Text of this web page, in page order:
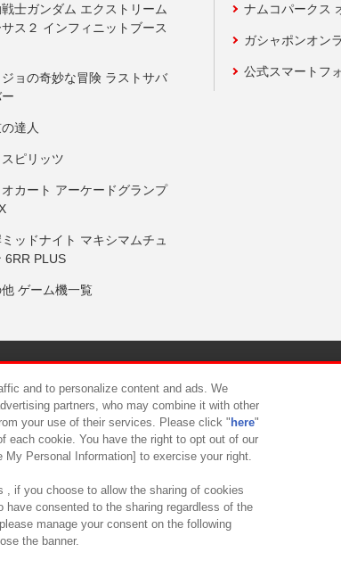
士ガンダム エクストリーム
ス２ インフィニットブース
ョの奇妙な冒険 ラストサバ
達人
ピリッツ
カート アーケードグランプ
ッドナイト マキシマムチュ
6RR PLUS
ゲーム機一覧
ナムコパークス
ガシャポンオン
公式スマートフ
について カスタマーハラスメント対応方針
and to personalize content and ads. We
partners, who may combine it with other
your use of their services. Please click " here"
each cookie. You have the right to opt out of our
Personal Information] to exercise your right.
, if you choose to allow the sharing of cookies
have consented to the sharing regardless of the
manage your consent on the following
the banner.